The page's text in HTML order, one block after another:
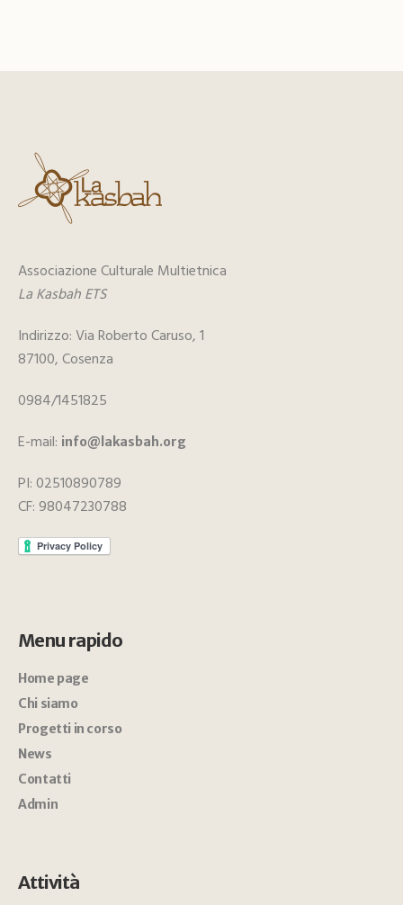
Associazione Culturale Multietnica
La Kasbah ETS
Indirizzo: Via Roberto Caruso, 1
87100, Cosenza
0984/1451825
E-mail: info@lakasbah.org
PI: 02510890789
CF: 98047230788
Menu rapido
Home page
Chi siamo
Progetti in corso
News
Contatti
Admin
Attività